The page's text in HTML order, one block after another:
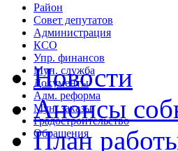
Район
Совет депутатов
Администрация
КСО
Упр. финансов
Мун. служба
Документы
Адм. реформа
Мун. заказы
Градостроительство
Обращения
Новости
Анонсы
План